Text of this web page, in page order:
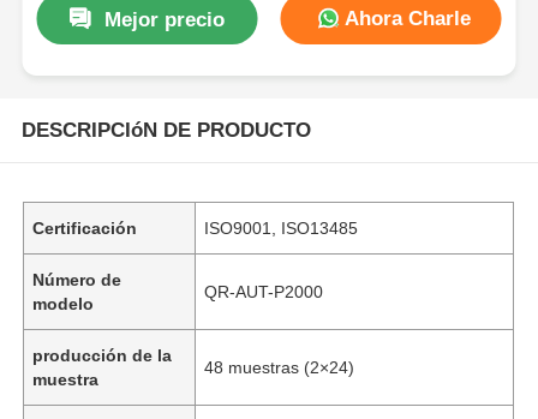
Mejor precio Ahora Charle
DESCRIPCIóN DE PRODUCTO
Certificación ISO9001, ISO13485
Número de
modelo
QR-AUT-P2000
producción de la
muestra
48 muestras (2×24)